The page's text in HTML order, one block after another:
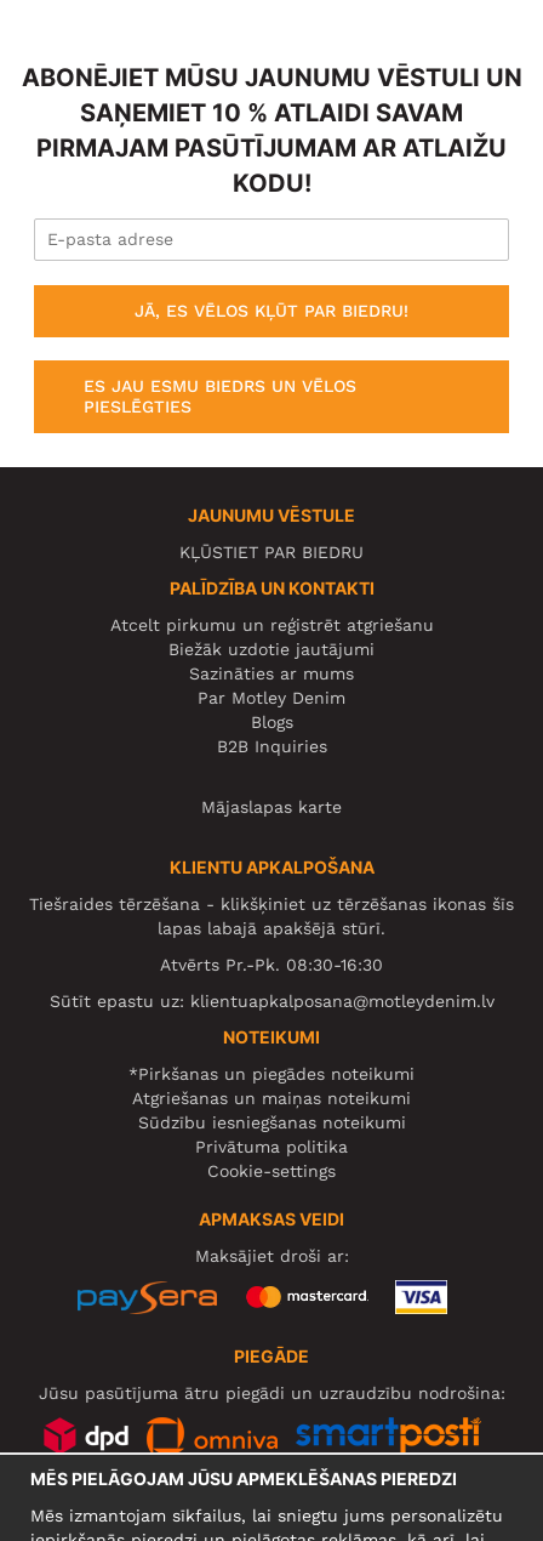
ABONĒJIET MŪSU JAUNUMU VĒSTULI UN
SAŅEMIET 10 % ATLAIDI SAVAM
PIRMAJAM PASŪTĪJUMAM AR ATLAIŽU
KODU!
JĀ, ES VĒLOS KĻŪT PAR BIEDRU!
ES JAU ESMU BIEDRS UN VĒLOS
PIESLĒGTIES
JAUNUMU VĒSTULE
KĻŪSTIET PAR BIEDRU
PALĪDZĪBA UN KONTAKTI
Atcelt pirkumu un reģistrēt atgriešanu
Biežāk uzdotie jautājumi
Sazināties ar mums
Par Motley Denim
Blogs
B2B Inquiries
Mājaslapas karte
KLIENTU APKALPOŠANA
Tiešraides tērzēšana - klikšķiniet uz tērzēšanas ikonas šīs
lapas labajā apakšējā stūrī.
Atvērts Pr.-Pk. 08:30-16:30
Sūtīt epastu uz: klientuapkalposana@motleydenim.lv
NOTEIKUMI
*Pirkšanas un piegādes noteikumi
Atgriešanas un maiņas noteikumi
Sūdzību iesniegšanas noteikumi
Privātuma politika
Cookie-settings
APMAKSAS VEIDI
Maksājiet droši ar:
PIEGĀDE
Jūsu pasūtījuma ātru piegādi un uzraudzību nodrošina:
MĒS PIELĀGOJAM JŪSU APMEKLĒŠANAS PIEREDZI
Mēs izmantojam sīkfailus, lai sniegtu jums personalizētu